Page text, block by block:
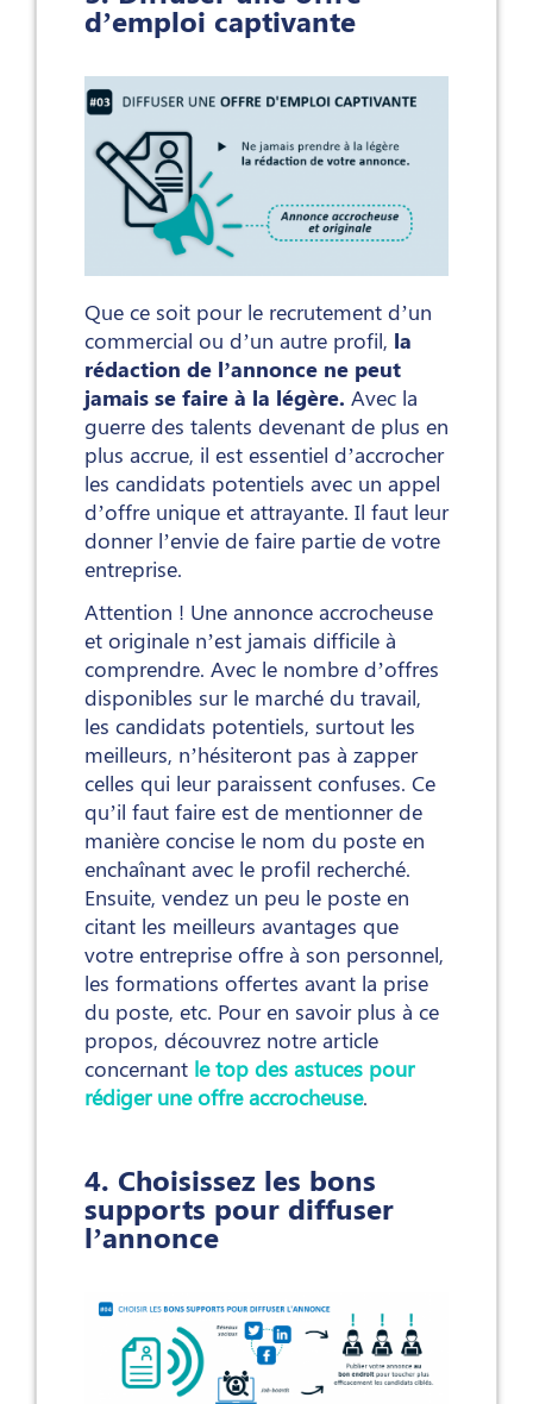
d’emploi captivante
Que ce soit pour le recrutement d’un
commercial ou d’un autre profil, la
rédaction de l’annonce ne peut
jamais se faire à la légère. Avec la
guerre des talents devenant de plus en
plus accrue, il est essentiel d’accrocher
les candidats potentiels avec un appel
d’offre unique et attrayante. Il faut leur
donner l’envie de faire partie de votre
entreprise.
Attention ! Une annonce accrocheuse
et originale n’est jamais difficile à
comprendre. Avec le nombre d’offres
disponibles sur le marché du travail,
les candidats potentiels, surtout les
meilleurs, n’hésiteront pas à zapper
celles qui leur paraissent confuses. Ce
qu’il faut faire est de mentionner de
manière concise le nom du poste en
enchaînant avec le profil recherché.
Ensuite, vendez un peu le poste en
citant les meilleurs avantages que
votre entreprise offre à son personnel,
les formations offertes avant la prise
du poste, etc. Pour en savoir plus à ce
propos, découvrez notre article
concernant le top des astuces pour
rédiger une offre accrocheuse.
4. Choisissez les bons
supports pour diffuser
l’annonce